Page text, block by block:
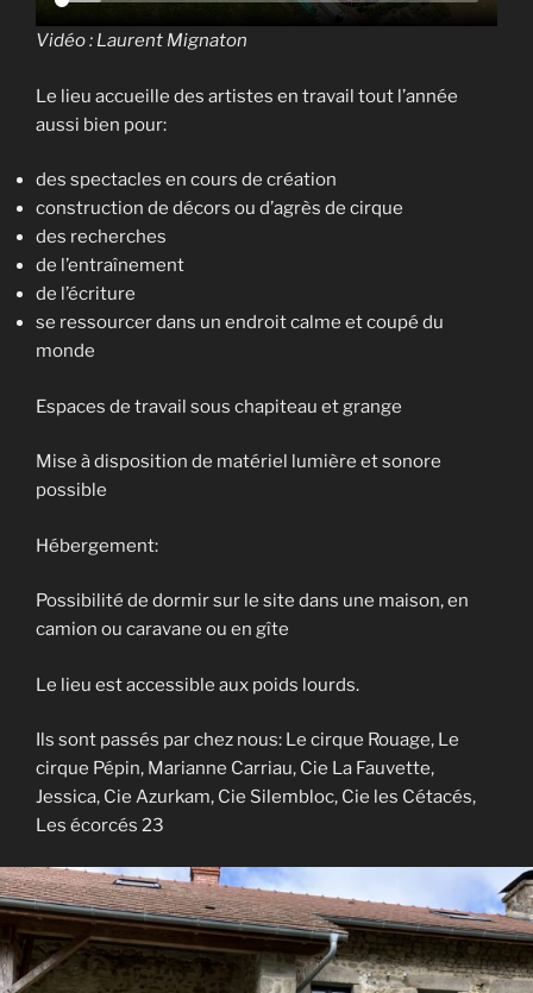
Vidéo : Laurent Mignaton
Le lieu accueille des artistes en travail tout l’année
aussi bien pour:
des spectacles en cours de création
construction de décors ou d’agrès de cirque
des recherches
de l’entraînement
de l’écriture
se ressourcer dans un endroit calme et coupé du
monde
Espaces de travail sous chapiteau et grange
Mise à disposition de matériel lumière et sonore
possible
Hébergement:
Possibilité de dormir sur le site dans une maison, en
camion ou caravane ou en gîte
Le lieu est accessible aux poids lourds.
Ils sont passés par chez nous: Le cirque Rouage, Le
cirque Pépin, Marianne Carriau, Cie La Fauvette,
Jessica, Cie Azurkam, Cie Silembloc, Cie les Cétacés,
Les écorcés 23